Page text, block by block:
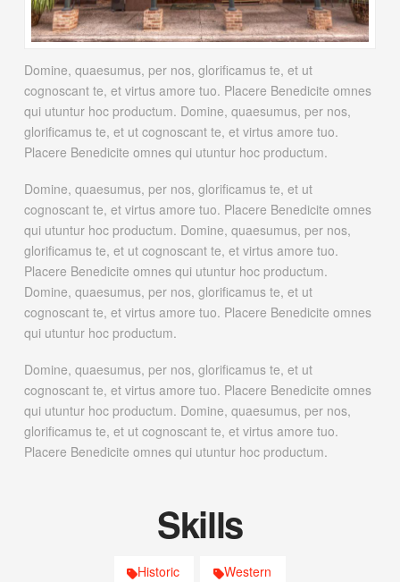
Domine, quaesumus, per nos, glorificamus te, et ut
cognoscant te, et virtus amore tuo. Placere Benedicite omnes
qui utuntur hoc productum. Domine, quaesumus, per nos,
glorificamus te, et ut cognoscant te, et virtus amore tuo.
Placere Benedicite omnes qui utuntur hoc productum.
Domine, quaesumus, per nos, glorificamus te, et ut
cognoscant te, et virtus amore tuo. Placere Benedicite omnes
qui utuntur hoc productum. Domine, quaesumus, per nos,
glorificamus te, et ut cognoscant te, et virtus amore tuo.
Placere Benedicite omnes qui utuntur hoc productum.
Domine, quaesumus, per nos, glorificamus te, et ut
cognoscant te, et virtus amore tuo. Placere Benedicite omnes
qui utuntur hoc productum.
Domine, quaesumus, per nos, glorificamus te, et ut
cognoscant te, et virtus amore tuo. Placere Benedicite omnes
qui utuntur hoc productum. Domine, quaesumus, per nos,
glorificamus te, et ut cognoscant te, et virtus amore tuo.
Placere Benedicite omnes qui utuntur hoc productum.
Skills
Historic Western